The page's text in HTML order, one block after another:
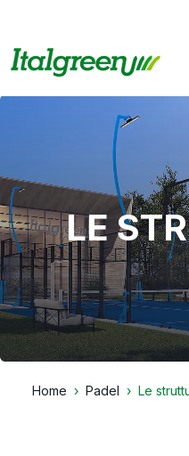
LE
Home Padel Le